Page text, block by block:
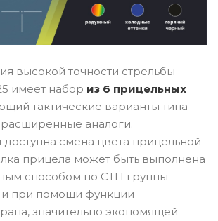
высокой точности стрельбы
имеет набор из 6 прицельных
тактические варианты типа
аналоги.
доступна смена цвета прицельной
прицела может быть выполнена
способом по СТП группы
и при помощи функции
значительно экономящей